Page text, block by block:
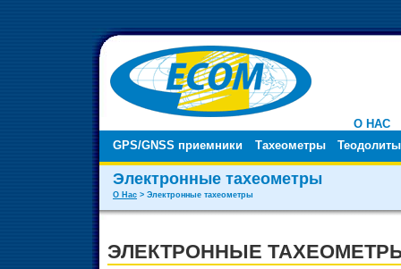
О НАС
GPS/GNSS приемники
Тахеометры Теодолиты
Электронные тахеометры
О Нас > Электронные тахеометры
ЭЛЕКТРОННЫЕ